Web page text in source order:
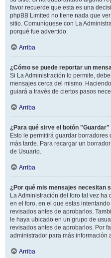
favor recuerde que esta es una
phpBB Limited no tiene nada que
sitio. Comuníquese con La
porqué fue advertido.
Arriba
¿Cómo se puede reportar un
Si La Administración lo permite,
mensajes cerca del mismo.
guiará a través de ciertos pasos
Arriba
¿Para qué sirve el botón
Esto le permitirá guardar
más tarde. Para recargar un
de Usuario.
Arriba
¿Por qué mis mensajes necesitan
La Administración del foro tal vez
en el foro, en el que estas
revisados antes de aprobarlos.
le haya ubicado en un grupo de
revisados antes de aprobarlos. Por
administrador para más información
Arriba